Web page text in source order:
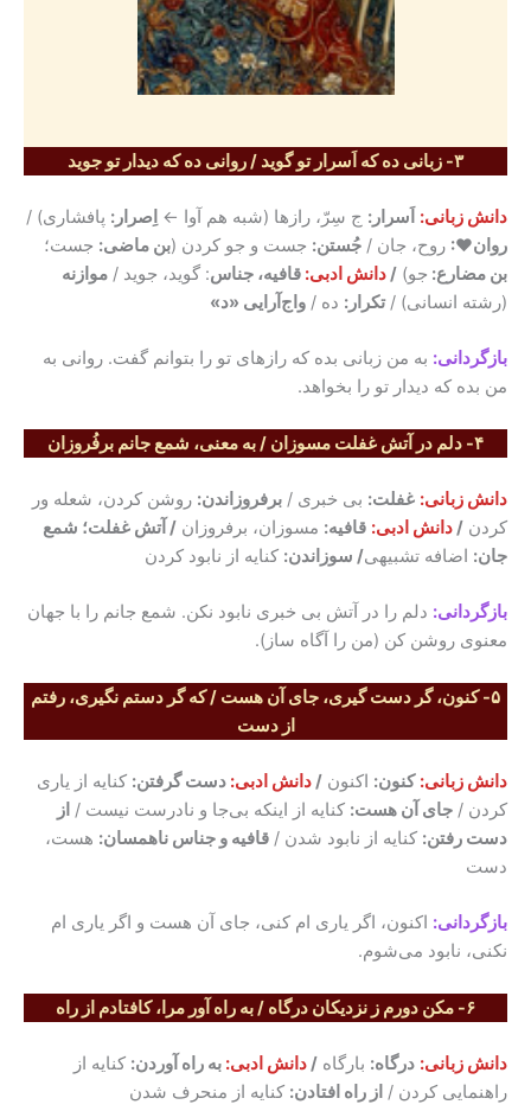
۳- زبانی ده که اَسرار تو گوید / روانی ده که دیدار تو جوید
دانش زبانی: اَسرار: ج سِرّ، رازها (شبه هم آوا ← اِصرار: پافشاری) /
روان♥: روح، جان / جُستن: جست و جو کردن (بن ماضی: جست؛
بن مضارع: جو) /دانش ادبی: قافیه، جناس: گوید، جوید / موازنه
(رشته انسانی) /تکرار: ده / واج‌آرایی «د»
بازگردانی: به من زبانی بده که رازهای تو را بتوانم گفت. روانی به
من بده که دیدار تو را بخواهد.
۴- دلم در آتش غفلت مسوزان / به معنی، شمع جانم برفُروزان
دانش زبانی: غفلت: بی خبری / برفروزاندن: روشن کردن، شعله ور
کردن /دانش ادبی: قافیه: مسوزان، برفروزان / آتش غفلت؛ شمع
جان: اضافه تشبیهی/ سوزاندن: کنایه از نابود کردن
بازگردانی: دلم را در آتش بی خبری نابود نکن. شمع جانم را با جهان
معنوی روشن کن (من را آگاه ساز).
۵- کنون، گر دست گیری، جای آن هست / که گر دستم نگیری، رفتم
از دست
دانش زبانی: کنون: اکنون /دانش ادبی: دست گرفتن: کنایه از یاری
کردن / جای آن هست: کنایه از اینکه بی‌جا و نادرست نیست / از
دست رفتن: کنایه از نابود شدن / قافیه و جناس ناهمسان: هست،
دست
بازگردانی: اکنون، اگر یاری ام کنی، جای آن هست و اگر یاری ام
نکنی، نابود می‌شوم.
۶- مکن دورم ز نزدیکان درگاه / به راه آور مرا، کافتادم از راه
دانش زبانی: درگاه: بارگاه /دانش ادبی: به راه آوردن: کنایه از
راهنمایی کردن / از راه افتادن: کنایه از منحرف شدن